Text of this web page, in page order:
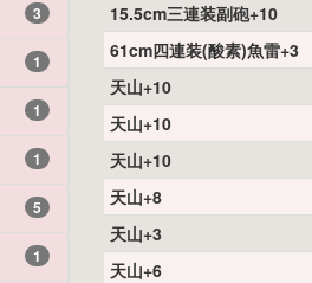
3
1
1
1
5
1
15.5cm三連装副砲+10
61cm四連装(酸素)魚雷+3
天山+10
天山+10
天山+10
天山+8
天山+3
天山+6